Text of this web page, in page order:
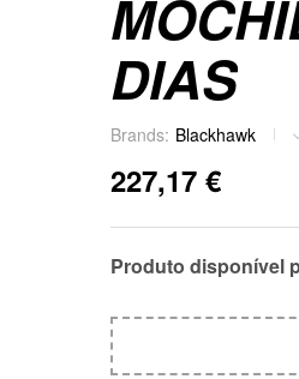
DIAS
Brands: Blackhawk
227,17 €
Produto disponível